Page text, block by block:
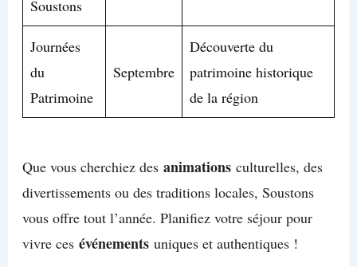
Soustons
Journées
du
Patrimoine
Septembre
Découverte du
patrimoine historique
de la région
Que vous cherchiez des animationsculturelles, des
divertissements ou des traditions locales, Soustons
vous offre tout l’année. Planifiez votre séjour pour
vivre ces événementsuniques et authentiques !